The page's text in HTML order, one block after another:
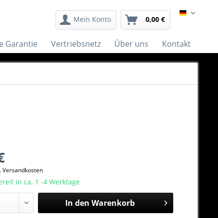
Mein Konto 0,00 € German
Garantie Vertriebsnetz Über uns Kontakt
Versandkosten
in ca. 1 -4 Werktage
In den Warenkorb